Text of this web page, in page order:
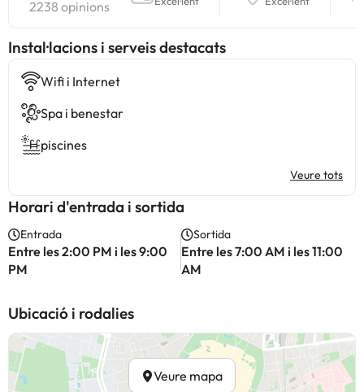
2238 opinions
Instal·lacions i serveis destacats
Wifi i Internet
Spa i benestar
piscines
Veure tots
Horari d'entrada i sortida
Entrada
Entre les 2:00 PM i les 9:00
PM
Sortida
Entre les 7:00 AM i les 11:00
AM
Ubicació i rodalies
Veure mapa